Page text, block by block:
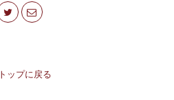
トップに戻る